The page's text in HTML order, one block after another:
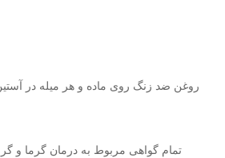
روغن ضد زنگ روی ماده و هر میله در
تمام گواهی مربوط به درمان گرما و